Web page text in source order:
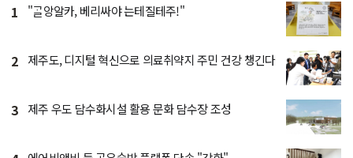
1 "ᄀᆞᆯ앙알카, 베리싸야 는테질테주!"
2 제주도, 디지털 혁신으로 의료취약지 주민 건강 챙긴다
3 제주 우도 담수화시설 활용 문화 담수장 조성